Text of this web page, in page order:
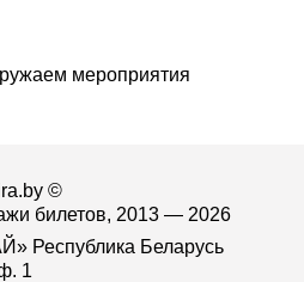
мероприятия
©
билетов, 2013 — 2026
Республика Беларусь
1